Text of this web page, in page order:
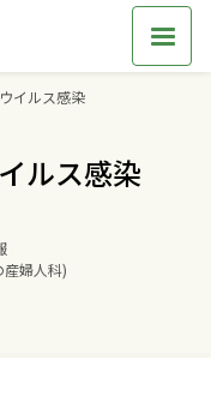
イルス感染
ルス感染
産婦人科)